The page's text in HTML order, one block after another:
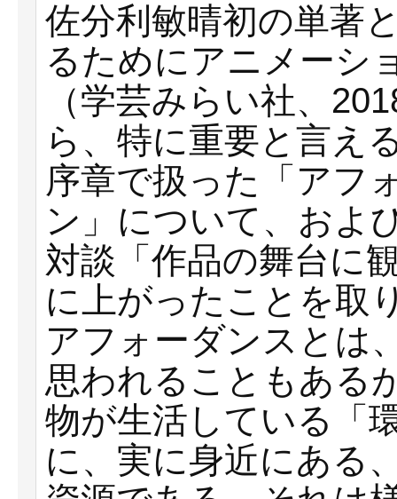
佐分利敏晴初の単著
るためにアニメーシ
（学芸みらい社、
ら、特に重要と言え
序章で扱った「アフ
ン」について、およ
対談「作品の舞台に
に上がったことを取
アフォーダンスとは
思われることもある
物が生活している「
に、実に身近にある